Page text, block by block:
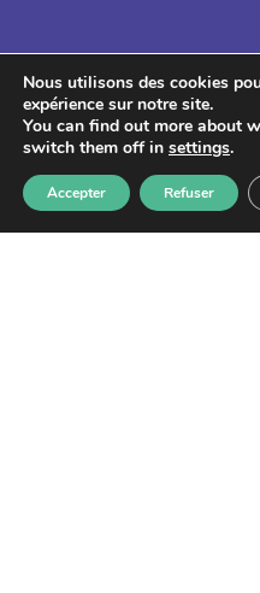
Lettre
Nous utilisons des cookies
expérience sur notre site.
You can find out more about
switch them off in settings.
Accepter Refuser